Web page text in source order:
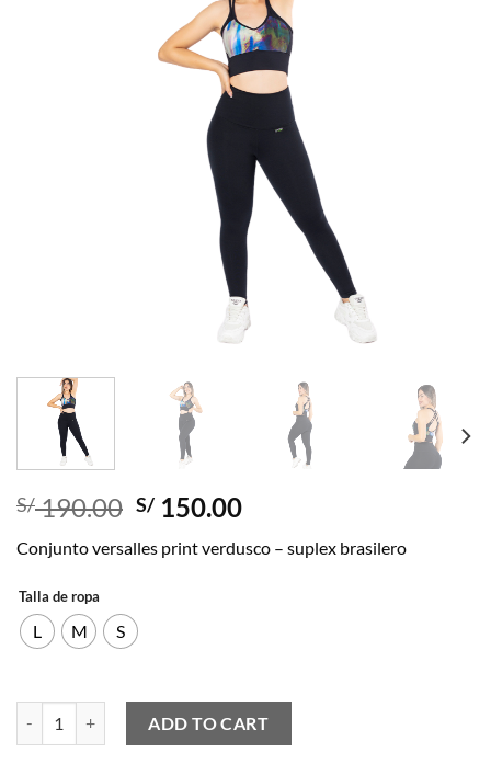
S/190.00 Original
was:
S/ 150.00Current
is:
Conjunto versalles print verdusco – suplex brasilero
Talla de ropa
L M S
ADD TO CART